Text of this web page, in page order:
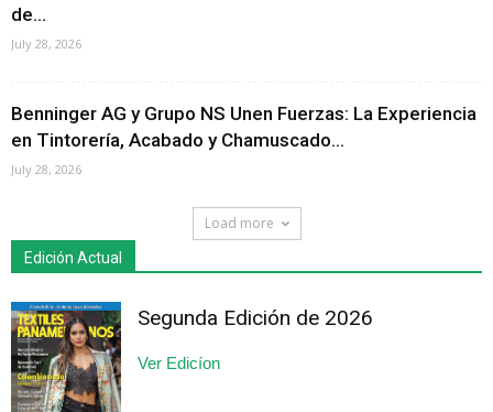
de...
July 28, 2026
Benninger AG y Grupo NS Unen Fuerzas: La Experiencia
en Tintorería, Acabado y Chamuscado...
July 28, 2026
Load more
Edición Actual
Segunda Edición de 2026
Ver Edicíon